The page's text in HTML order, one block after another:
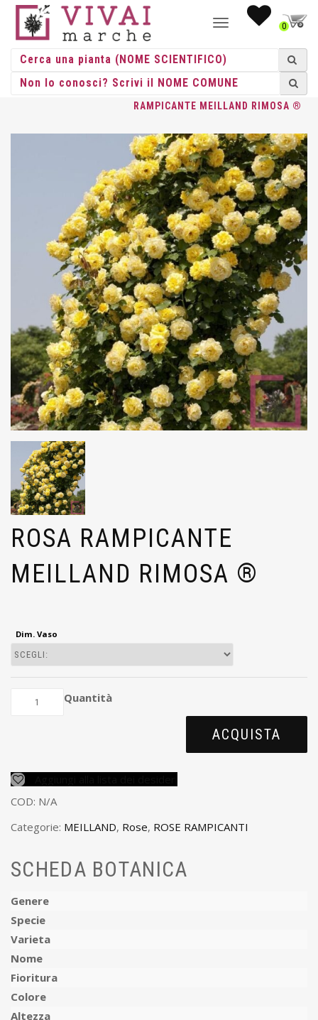
NAVIGAZIONE0
HOME/ROSE/ROSE RAMPICANTI /MEILLAND / ROSA
RAMPICANTE MEILLAND RIMOSA ®
ROSA RAMPICANTE
MEILLAND RIMOSA ®
Dim. Vaso
Quantità
ACQUISTA
COD: N/A
Categorie: MEILLAND, Rose, ROSE RAMPICANTI
SCHEDA BOTANICA
Genere
Specie
Varieta
Nome
Fioritura
Colore
Altezza